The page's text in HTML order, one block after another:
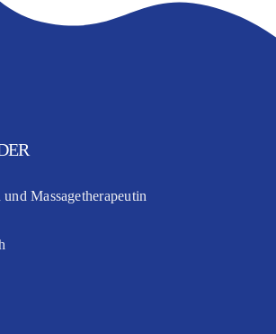
Massagetherapeutin